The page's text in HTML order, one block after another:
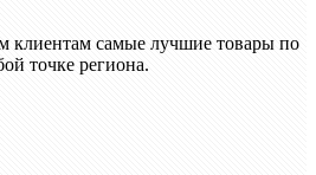
клиентам самые лучшие товары по
точке региона.